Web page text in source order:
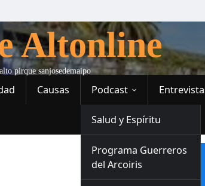
Altonline
pirque sanjosedemaipo
Causas Podcast
Salud y Espíritu
Programa Guerreros
del Arcoiris
+9
°
C